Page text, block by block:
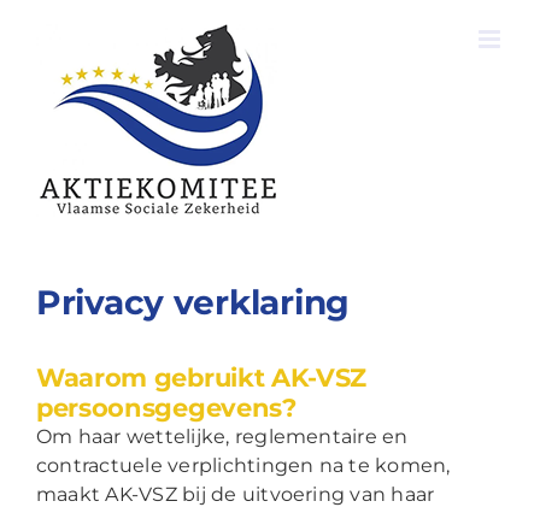
inhoud
Privacy verklaring
Waarom gebruikt AK-VSZ
persoonsgegevens?
Om haar wettelijke, reglementaire en
contractuele verplichtingen na te komen,
maakt AK-VSZ bij de uitvoering van haar